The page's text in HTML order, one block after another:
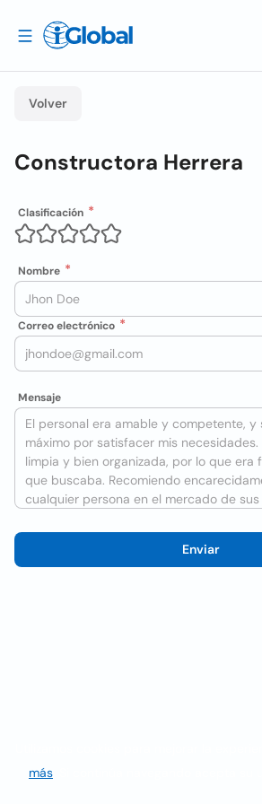
Volver
Constructora Herrera
Clasificación
Nombre
Correo electrónico
Mensaje
Enviar
Utilizamos cookies para mejorar la
más